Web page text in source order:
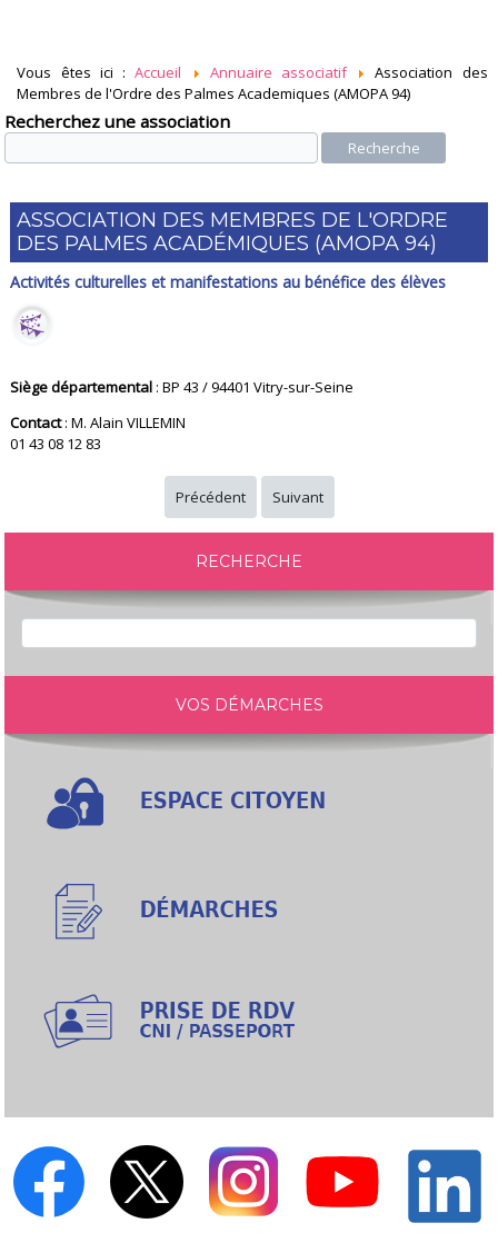
Vous êtes ici :Accueil Annuaire associatif
Association des
Membres de l'Ordre des Palmes Academiques (AMOPA 94)
Recherchez une association
Recherche
ASSOCIATION DES MEMBRES DE L'ORDRE
DES PALMES ACADÉMIQUES (AMOPA 94)
Activités culturelles et manifestations au bénéfice des élèves
Siège départemental : BP 43 / 94401 Vitry-sur-Seine
Contact: M. Alain VILLEMIN
01 43 08 12 83
Précédent Suivant
RECHERCHE
VOS DÉMARCHES